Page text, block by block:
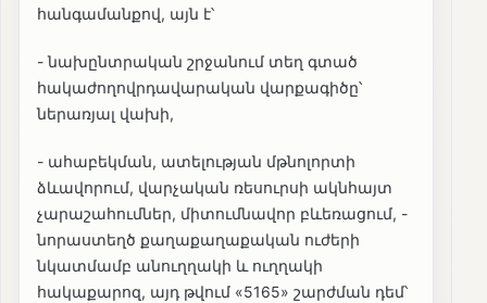
հանգամանքով, այն է՝
- նախընտրական շրջանում տեղ գտած
հակաժողովրդավարական վարքագիծը՝
ներառյալ վախի,
- ահաբեկման, ատելության մթնոլորտի
ձևավորում, վարչական ռեսուրսի ակնհայտ
չարաշահումներ, միտումնավոր բևեռացում, -
նորաստեղծ քաղաքաղաքական ուժերի
նկատմամբ անուղղակի և ուղղակի
հակաքարոզ, այդ թվում «5165» շարժման դեմ՝